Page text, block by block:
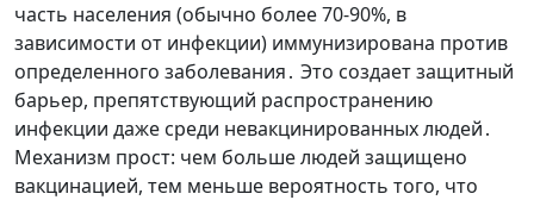
часть населения (обычно более 70-90%, в
зависимости от инфекции) иммунизирована против
определенного заболевания․ Это создает защитный
барьер, препятствующий распространению
инфекции даже среди невакцинированных людей․
Механизм прост: чем больше людей защищено
вакцинацией, тем меньше вероятность того, что